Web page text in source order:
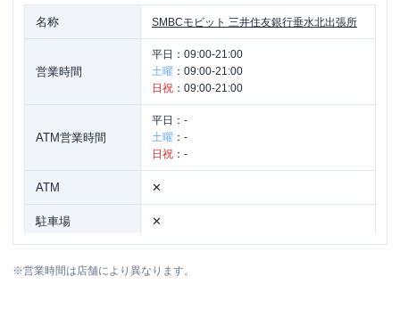
名称 SMBCモビット 三井住友銀行垂水北出張所
営業時間
平日： 09:00-21:00
土曜 ： 09:00-21:00
日祝 ： 09:00-21:00
ATM営業時間
平日： -
土曜 ： -
日祝 ： -
ATM ✕
駐車場 ✕
※営業時間は店舗により異なります。